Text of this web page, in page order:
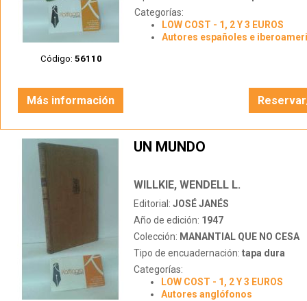
Código: 56110
Categorías:
LOW COST - 1, 2 Y 3 EUROS
Autores españoles e
Más información
UN MUNDO
WILLKIE, WENDELL L.
Editorial: JOSÉ JANÉS
Año de edición: 1947
Colección: MANANTIAL QUE NO CESA
Tipo de encuadernación: tapa dura
Categorías:
LOW COST - 1, 2 Y 3 EUROS
Autores anglófonos